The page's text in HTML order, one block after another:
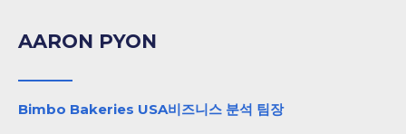
AARON PYON
Bimbo Bakeries USA비즈니스 분석 팀장